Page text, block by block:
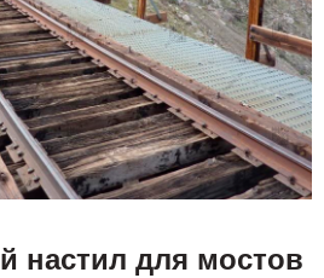
настил для мостов